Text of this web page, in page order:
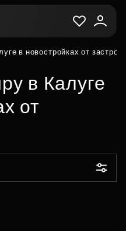
в новостройках от
в Калуге
от